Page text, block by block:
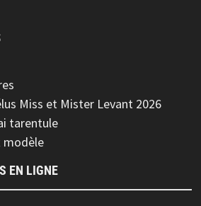
Miss et Mister Levant 2026
tarentule
modèle
EN LIGNE